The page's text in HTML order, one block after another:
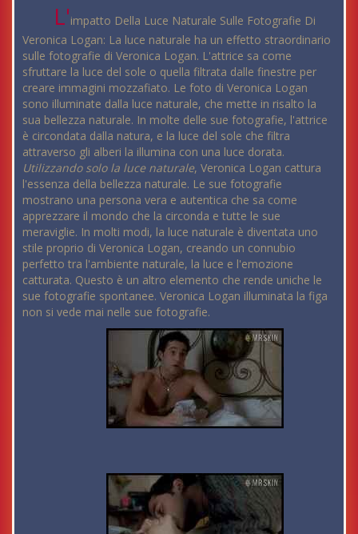
L'impatto Della Luce Naturale Sulle Fotografie Di
Veronica Logan: La luce naturale ha un effetto straordinario
sulle fotografie di Veronica Logan. L'attrice sa come
sfruttare la luce del sole o quella filtrata dalle finestre per
creare immagini mozzafiato. Le foto di Veronica Logan
sono illuminate dalla luce naturale, che mette in risalto la
sua bellezza naturale. In molte delle sue fotografie, l'attrice
è circondata dalla natura, e la luce del sole che filtra
attraverso gli alberi la illumina con una luce dorata.
Utilizzando solo la luce naturale, Veronica Logan cattura
l'essenza della bellezza naturale. Le sue fotografie
mostrano una persona vera e autentica che sa come
apprezzare il mondo che la circonda e tutte le sue
meraviglie. In molti modi, la luce naturale è diventata uno
stile proprio di Veronica Logan, creando un connubio
perfetto tra l'ambiente naturale, la luce e l'emozione
catturata. Questo è un altro elemento che rende uniche le
sue fotografie spontanee. Veronica Logan illuminata la figa
non si vede mai nelle sue fotografie.